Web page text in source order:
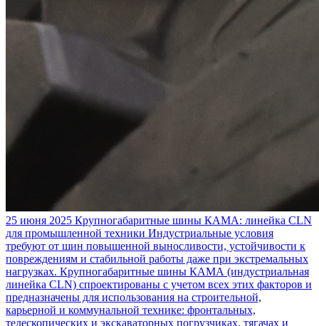
25 июня 2025 Крупногабаритные шины КАМА: линейка CLN
для промышленной техники Индустриальные условия
требуют от шин повышенной выносливости, устойчивости к
повреждениям и стабильной работы даже при экстремальных
нагрузках. Крупногабаритные шины КАМА (индустриальная
линейка CLN) спроектированы с учетом всех этих факторов и
предназначены для использования на строительной,
карьерной и коммунальной технике: фронтальных,
телескопических и экскаваторных погрузчиках, тягачах и